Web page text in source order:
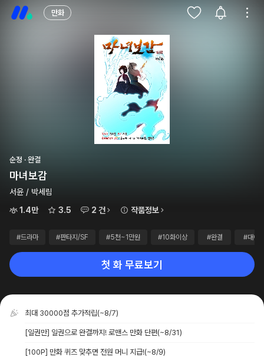
만화
순정 · 완결
마녀보감
서윤 / 박세림
1.4만
3.5 2 건 작품정보
#드라마 #판타지/SF #5천~1만원 #10화이상 #완결 #대여
첫 화 무료보기
최대 30000점 추가적립(~8/7)
[일권만] 일권으로 완결까지! 로맨스 만화 단편(~8/31)
[100P] 만화 퀴즈 맞추면 전원 머니 지급!(~8/9)